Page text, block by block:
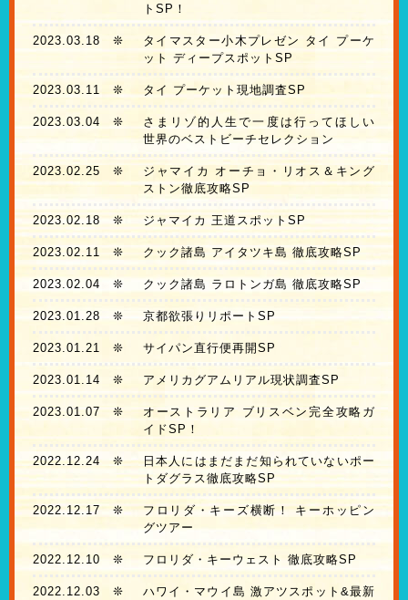
トSP！
2023.03.18 ❊
タイマスター小木プレゼン タイ プーケ
ット ディープスポットSP
2023.03.11 ❊ タイ プーケット現地調査SP
2023.03.04 ❊
さまリゾ的人生で一度は行ってほしい
世界のベストビーチセレクション
2023.02.25 ❊
ジャマイカ オーチョ・リオス＆キング
ストン徹底攻略SP
2023.02.18❊ ジャマイカ 王道スポットSP
2023.02.11 ❊ クック諸島 アイタツキ島 徹底攻略SP
2023.02.04 ❊ クック諸島 ラロトンガ島 徹底攻略SP
2023.01.28 ❊ 京都欲張りリポートSP
2023.01.21 ❊ サイパン直行便再開SP
2023.01.14 ❊ アメリカグアムリアル現状調査SP
2023.01.07 ❊
オーストラリア ブリスベン完全攻略ガ
イドSP！
2022.12.24❊
日本人にはまだまだ知られていないポー
トダグラス徹底攻略SP
2022.12.17❊
フロリダ・キーズ横断！ キーホッピン
グツアー
2022.12.10 ❊ フロリダ・キーウェスト 徹底攻略SP
2022.12.03 ❊
ハワイ・マウイ島 激アツスポット&最新